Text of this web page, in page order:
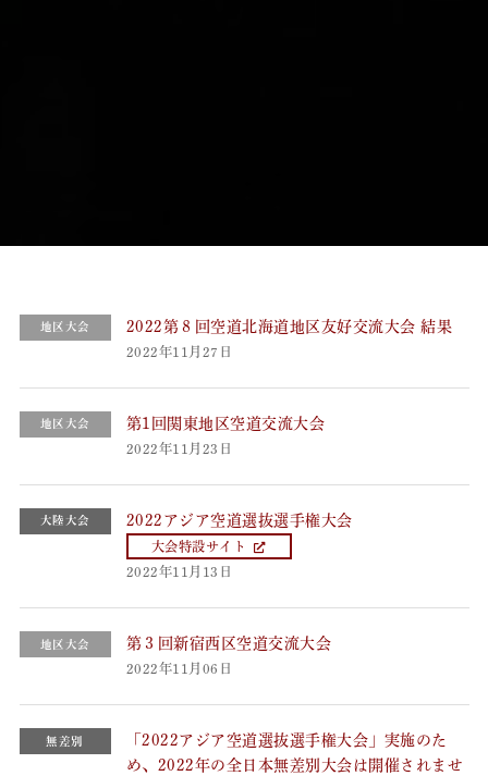
地区大会 2022第８回空道北海道地区友好交流大会 結果
2022年11月27日
地区大会 第1回関東地区空道交流大会
2022年11月23日
大陸大会 2022アジア空道選抜選手権大会
大会特設サイト
2022年11月13日
地区大会 第３回新宿西区空道交流大会
2022年11月06日
無差別
「2022アジア空道選抜選手権大会」実施のた
め、2022年の全日本無差別大会は開催されませ